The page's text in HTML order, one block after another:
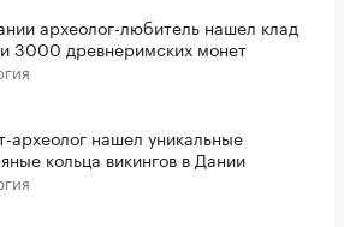
археолог-любитель нашел клад
3000 древнеримских монет
археолог нашел уникальные
кольца викингов в Дании